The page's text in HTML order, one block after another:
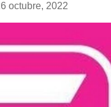
octubre, 2022